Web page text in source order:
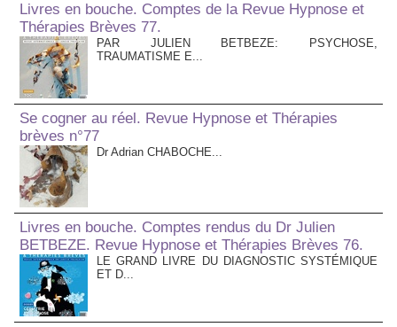
Livres en bouche. Comptes de la Revue Hypnose et
Thérapies Brèves 77.
PAR JULIEN BETBEZE: PSYCHOSE,
TRAUMATISME E...
Se cogner au réel. Revue Hypnose et Thérapies
brèves n°77
Dr Adrian CHABOCHE...
Livres en bouche. Comptes rendus du Dr Julien
BETBEZE. Revue Hypnose et Thérapies Brèves 76.
LE GRAND LIVRE DU DIAGNOSTIC SYSTÉMIQUE
ET D...